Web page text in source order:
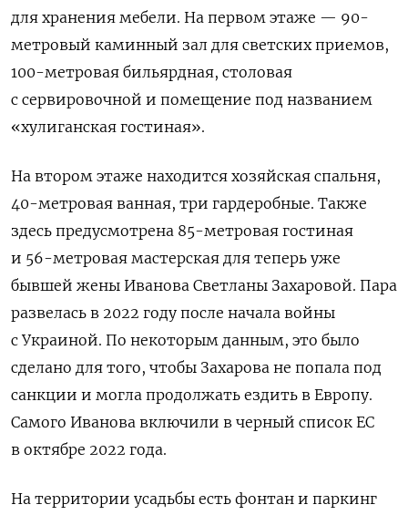
для хранения мебели. На первом этаже — 90-
метровый каминный зал для светских приемов,
100-метровая бильярдная, столовая
с сервировочной и помещение под названием
«хулиганская гостиная».
На втором этаже находится хозяйская спальня,
40-метровая ванная, три гардеробные. Также
здесь предусмотрена 85-метровая гостиная
и 56-метровая мастерская для теперь уже
бывшей жены Иванова Светланы Захаровой. Пара
развелась в 2022 году после начала войны
с Украиной. По некоторым данным, это было
сделано для того, чтобы Захарова не попала под
санкции и могла продолжать ездить в Европу.
Самого Иванова включили в черный список ЕС
в октябре 2022 года.
На территории усадьбы есть фонтан и паркинг